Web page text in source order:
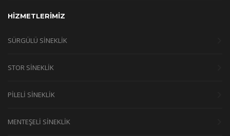
HİZMETLERİMİZ
SÜRGÜLÜ SİNEKLİK
STOR SİNEKLİK
PİLELİ SİNEKLİK
MENTEŞELİ SİNEKLİK